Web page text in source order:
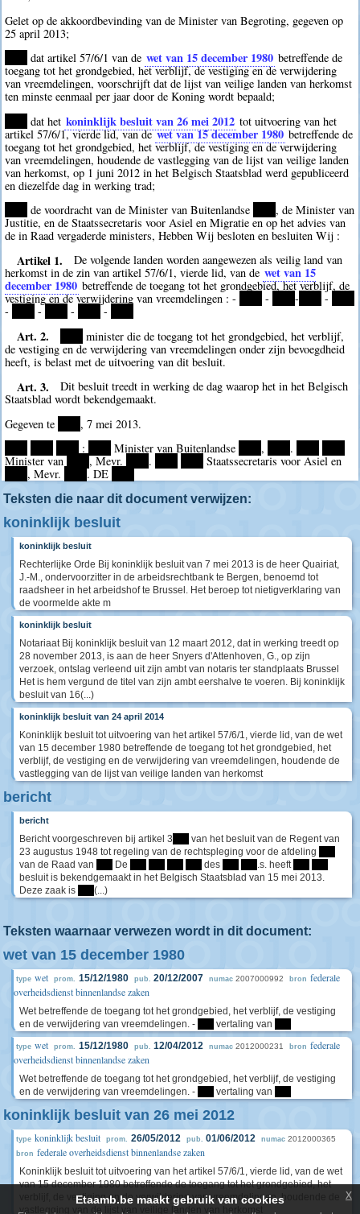
Gelet op de akkoordbevinding van de Minister van Begroting, gegeven op
25 april 2013;
dat artikel 57/6/1 van de wet van 15 december 1980 betreffende de
toegang tot het grondgebied, het verblijf, de vestiging en de verwijdering
van vreemdelingen, voorschrijft dat de lijst van veilige landen van herkomst
ten minste eenmaal per jaar door de Koning wordt bepaald;
dat het koninklijk besluit van 26 mei 2012 tot uitvoering van het
artikel 57/6/1, vierde lid, van dewet van 15 december 1980 betreffende de
toegang tot het grondgebied, het verblijf, de vestiging en de verwijdering
van vreemdelingen, houdende de vastlegging van de lijst van veilige landen
van herkomst, op 1 juni 2012 in het Belgisch Staatsblad werd gepubliceerd
en diezelfde dag in werking trad;
de voordracht van de Minister van Buitenlandse ****, de Minister van
Justitie, en de Staatssecretaris voor Asiel en Migratie en op het advies van
de in Raad vergaderde ministers, Hebben Wij besloten en besluiten Wij :
Artikel 1.
De volgende landen worden aangewezen als veilig land van
herkomst in de zin van artikel 57/6/1, vierde lid, van de wet van 15
december 1980 betreffende de toegang tot het grondgebied, het verblijf, de
vestiging en de verwijdering van vreemdelingen : -
- ****- -
-
- - -
Art. 2.
minister die de toegang tot het grondgebied, het verblijf,
de vestiging en de verwijdering van vreemdelingen onder zijn bevoegdheid
heeft, is belast met de uitvoering van dit besluit.
Art. 3.
Dit besluit treedt in werking de dag waarop het in het Belgisch
Staatsblad wordt bekendgemaakt.
Gegeven te
, 7 mei 2013.
: Minister van Buitenlandse ****, .
Minister van ****, Mevr. .
Staatssecretaris voor Asiel en
****, Mevr. ****. DE ****
Teksten die naar dit document verwijzen:
koninklijk besluit
koninklijk besluit
Rechterlijke Orde Bij koninklijk besluit van 7 mei 2013 is de heer Quairiat,
J.-M., ondervoorzitter in de arbeidsrechtbank te Bergen, benoemd tot
raadsheer in het arbeidshof te Brussel. Het beroep tot nietigverklaring van
de voormelde akte m
koninklijk besluit
Notariaat Bij koninklijk besluit van 12 maart 2012, dat in werking treedt op
28 november 2013, is aan de heer Snyers d'Attenhoven, G., op zijn
verzoek, ontslag verleend uit zijn ambt van notaris ter standplaats Brussel
Het is hem vergund de titel van zijn ambt eershalve te voeren. Bij koninklijk
besluit van 16(...)
koninklijk besluit van 24 april 2014
Koninklijk besluit tot uitvoering van het artikel 57/6/1, vierde lid, van de wet
van 15 december 1980 betreffende de toegang tot het grondgebied, het
verblijf, de vestiging en de verwijdering van vreemdelingen, houdende de
vastlegging van de lijst van veilige landen van herkomst
bericht
bericht
Bericht voorgeschreven bij artikel 3
van het besluit van de Regent van
23 augustus 1948 tot regeling van de rechtspleging voor de afdeling
van de Raad van
De des .s. heeft
besluit is bekendgemaakt in het Belgisch Staatsblad van 15 mei 2013.
Deze zaak is
(...)
Teksten waarnaar verwezen wordt in dit document:
wet van 15 december 1980
type wet prom. 15/12/1980 pub. 20/12/2007 numac 2007000992 bron federale
overheidsdienst binnenlandse zaken
Wet betreffende de toegang tot het grondgebied, het verblijf, de vestiging
en de verwijdering van vreemdelingen. -
vertaling van
type wet prom. 15/12/1980 pub. 12/04/2012 numac 2012000231 bron federale
overheidsdienst binnenlandse zaken
Wet betreffende de toegang tot het grondgebied, het verblijf, de vestiging
en de verwijdering van vreemdelingen. -
vertaling van
koninklijk besluit van 26 mei 2012
type koninklijk besluit prom. 26/05/2012 pub. 01/06/2012 numac 2012000365
bron federale overheidsdienst binnenlandse zaken
Koninklijk besluit tot uitvoering van het artikel 57/6/1, vierde lid, van de wet
van 15 december 1980 betreffende de toegang tot het grondgebied, het
verblijf, de vestiging en de verwijdering van vreemdelingen, houdende de
vastlegging van de lijst van veilige landen van herkomst
Etaamb.be maakt gebruik van cookies x